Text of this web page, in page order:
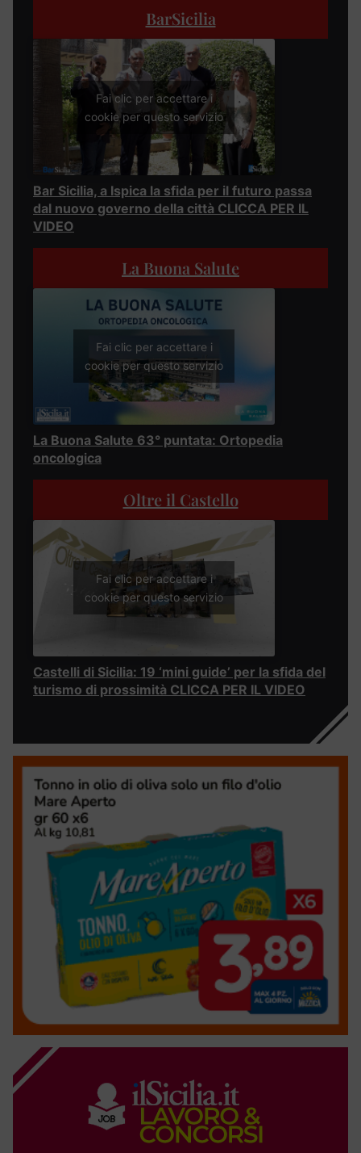
BarSicilia
Fai clic per accettare i
cookie per questo servizio
Bar Sicilia, a Ispica la sfida per il futuro passa
dal nuovo governo della città CLICCA PER IL
VIDEO
La Buona Salute
Fai clic per accettare i
cookie per questo servizio
La Buona Salute 63° puntata: Ortopedia
oncologica
Oltre il Castello
Fai clic per accettare i
cookie per questo servizio
Castelli di Sicilia: 19 ‘mini guide’ per la sfida del
turismo di prossimità CLICCA PER IL VIDEO